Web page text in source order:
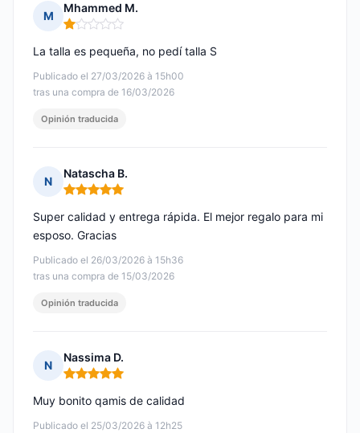
M
Mhammed M.
Nota: 1 de 5
Publicado el 27/03/2026 à 15h00
tras una compra de 16/03/2026
La talla es pequeña, no pedí talla S
Opinión traducida
N
Natascha B.
Nota: 5 de 5
Publicado el 26/03/2026 à 15h36
tras una compra de 15/03/2026
Super calidad y entrega rápida. El mejor regalo para mi
esposo. Gracias
Opinión traducida
N
Nassima D.
Nota: 5 de 5
Publicado el 25/03/2026 à 12h25
Muy bonito qamis de calidad